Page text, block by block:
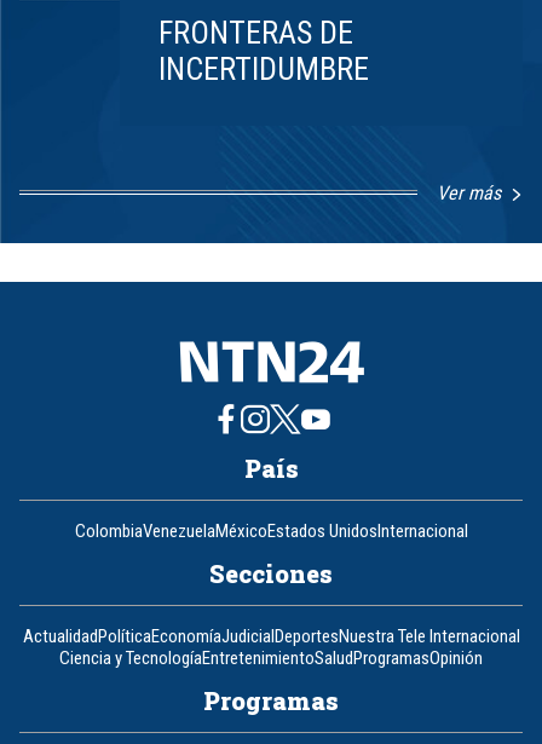
FRONTERAS DE
INCERTIDUMBRE
Ver más
8
País
ColombiaVenezuelaMéxicoEstados UnidosInternacional
Secciones
ActualidadPolíticaEconomíaJudicialDeportesNuestra Tele Internacional
Ciencia y TecnologíaEntretenimientoSaludProgramasOpinión
Programas